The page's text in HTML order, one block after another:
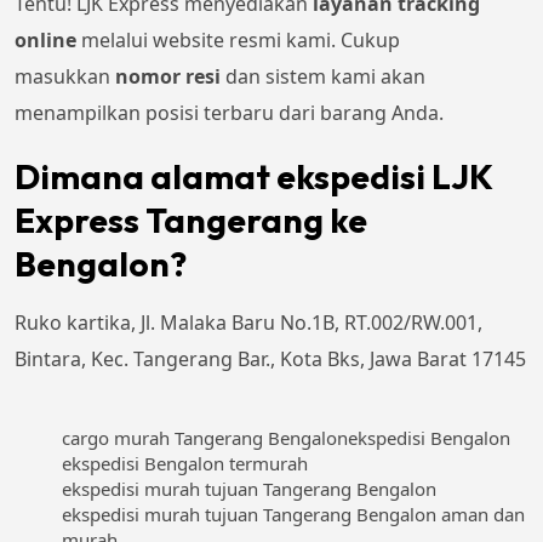
online melalui website resmi kami. Cukup
masukkan nomor resi dan sistem kami akan
menampilkan posisi terbaru dari barang Anda.
Dimana alamat ekspedisi LJK
Express Tangerang ke
Bengalon?
Ruko kartika, Jl. Malaka Baru No.1B, RT.002/RW.001,
Bintara, Kec. Tangerang Bar., Kota Bks, Jawa Barat 17145
cargo murah Tangerang Bengalonekspedisi Bengalon
ekspedisi Bengalon termurah
ekspedisi murah tujuan Tangerang Bengalon
ekspedisi murah tujuan Tangerang Bengalon aman dan